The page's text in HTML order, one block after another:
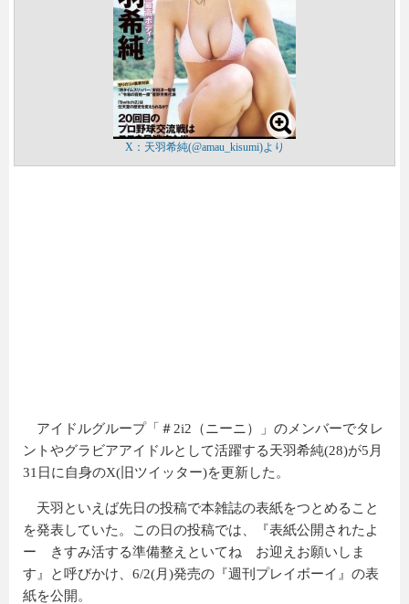
X：天羽希純(@amau_kisumi)より
アイドルグループ「＃2i2（ニーニ）」のメンバーでタレ
ントやグラビアアイドルとして活躍する天羽希純(28)が5月
31日に自身のX(旧ツイッター)を更新した。
天羽といえば先日の投稿で本雑誌の表紙をつとめること
を発表していた。この日の投稿では、『表紙公開されたよ
ー
きすみ活する準備整えといてね お迎えお願いしま
す 』と呼びかけ、 6/2(月)発売の『週刊プレイボーイ』の表
紙を公開。